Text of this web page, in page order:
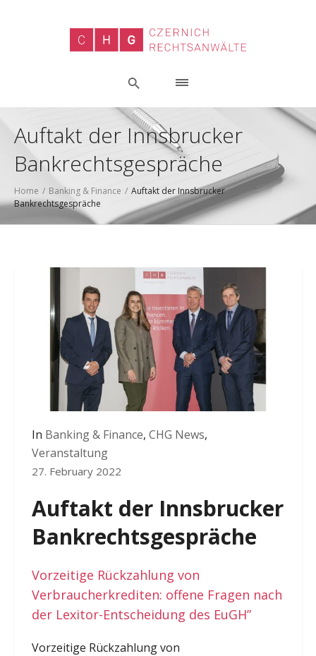
Auftakt der Innsbrucker
Bankrechtsgespräche
Home / Banking & Finance / Auftakt der Innsbrucker
Bankrechtsgespräche
In Banking & Finance, CHG News,
Veranstaltung
27. February 2022
Auftakt der Innsbrucker
Bankrechtsgespräche
Vorzeitige Rückzahlung von
Verbraucherkrediten: offene Fragen nach
der Lexitor-Entscheidung des EuGH”
Vorzeitige Rückzahlung von